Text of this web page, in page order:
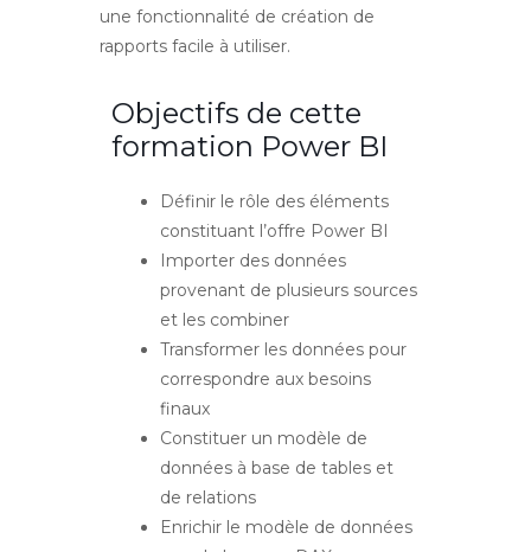
une fonctionnalité de création de
rapports facile à utiliser.
Objectifs de cette
formation Power BI
Définir le rôle des éléments
constituant l’offre Power BI
Importer des données
provenant de plusieurs sources
et les combiner
Transformer les données pour
correspondre aux besoins
finaux
Constituer un modèle de
données à base de tables et
de relations
Enrichir le modèle de données